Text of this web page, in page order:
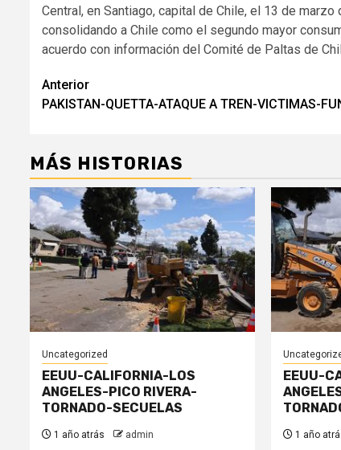
Central, en Santiago, capital de Chile, el 13 de
consolidando a Chile como el segundo mayor
acuerdo con información del Comité de Paltas de
Navegación
de
Anterior
PAKISTAN-QUETTA-ATAQUE A TREN-VICTIMAS-
MÁS HISTORIAS
Uncategorized
EEUU-CALIFORNIA-LOS
ANGELES-PICO RIVERA-
TORNADO-SECUELAS
1 año atrás admin
EEUU-
1 año